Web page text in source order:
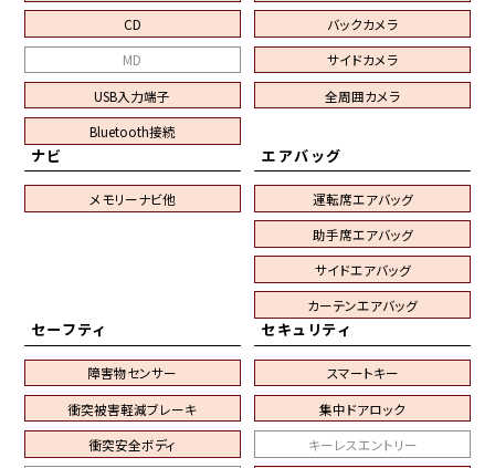
CD
MD
USB入力端子
Bluetooth接続
バックカメラ
サイドカメラ
全周囲カメラ
ナビ
メモリーナビ他
エアバッグ
運転席エアバッグ
助手席エアバッグ
サイドエアバッグ
カーテンエアバッグ
セーフティ
障害物センサー
衝突被害軽減ブレーキ
衝突安全ボディ
セキュリティ
スマートキー
集中ドアロック
キーレスエントリー